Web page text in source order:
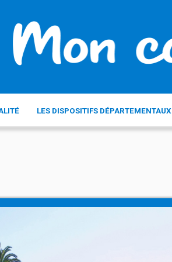
LES DISPOSITIFS DÉPARTEMENTAUX